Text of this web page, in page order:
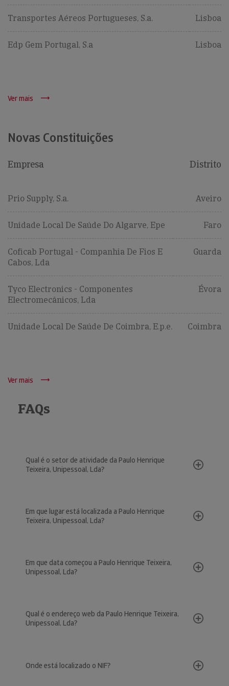
Transportes Aéreos Portugueses, S.a. Lisboa
Edp Gem Portugal, S.a Lisboa
Ver mais
Novas Constituições
Empresa Distrito
Prio Supply, S.a. Aveiro
Unidade Local De Saúde Do Algarve, Epe Faro
Coficab Portugal - Companhia De Fios E
Cabos, Lda
Guarda
Tyco Electronics - Componentes
Electromecânicos, Lda
Évora
Unidade Local De Saúde De Coimbra, E.p.e. Coimbra
Ver mais
FAQs
Qual é o setor de atividade da Paulo Henrique
Teixeira, Unipessoal, Lda?
Em que lugar está localizada a Paulo Henrique
Teixeira, Unipessoal, Lda?
Em que data começou a Paulo Henrique Teixeira,
Unipessoal, Lda?
Qual é o endereço web da Paulo Henrique Teixeira,
Unipessoal, Lda?
Onde está localizado o NIF?